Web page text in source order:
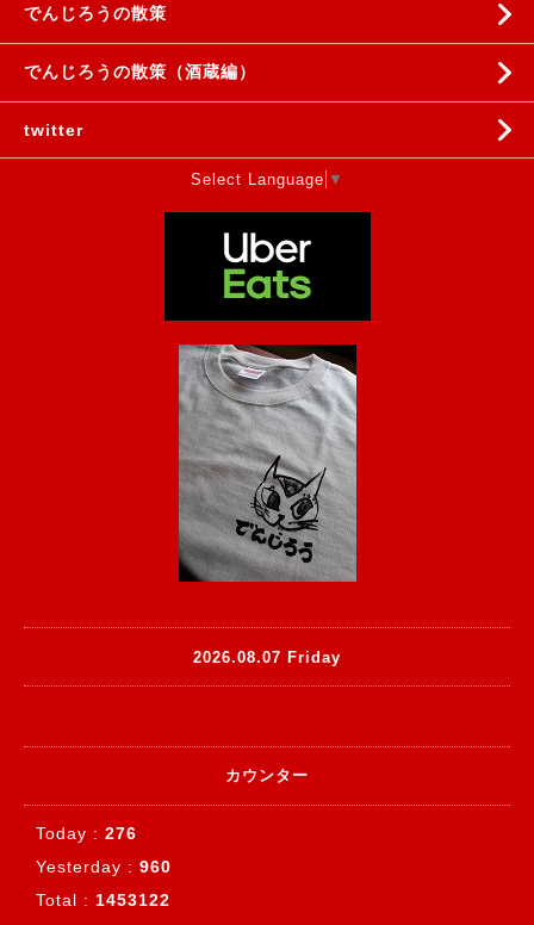
でんじろうの散策
でんじろうの散策（酒蔵編）
twitter
Select Language ▼
2026.08.07 Friday
カウンター
Today : 276
Yesterday : 960
Total : 1453122